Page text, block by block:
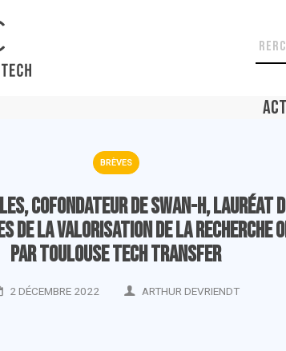
BRÈVES
cofondateur de Swan-H, lauréat
de la valorisation de la recherche
par Toulouse Tech Transfer
2 DÉCEMBRE 2022 ARTHUR DEVRIENDT